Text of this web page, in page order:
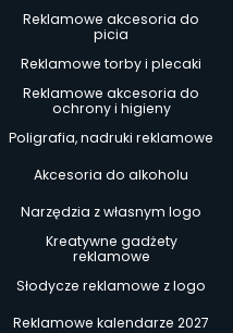
Reklamowe akcesoria do
picia
Reklamowe torby i plecaki
Reklamowe akcesoria do
ochrony i higieny
Poligrafia, nadruki reklamowe
Akcesoria do alkoholu
Narzędzia z własnym logo
Kreatywne gadżety
reklamowe
Słodycze reklamowe z logo
Reklamowe kalendarze 2027